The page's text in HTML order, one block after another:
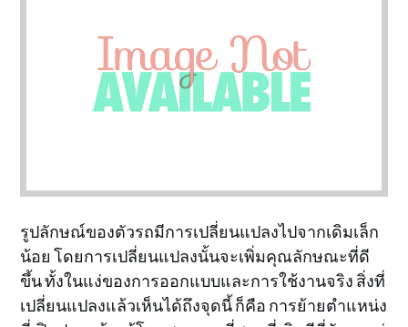
รูปลักษณ์ของตัวรถมีการเปลี่ยนแปลงไปจากเดิมเล็ก
น้อย โดยการเปลี่ยนแปลงนั้นจะเพิ่มคุณลักษณะที่ดี
ขึ้น ทั้งในแง่ของการออกแบบและการใช้งานจริง สิ่งที่
เปลี่ยนแปลงแล้วเห็นได้ถึงจุดนี้ ก็คือ การย้ายตำแหน่ง